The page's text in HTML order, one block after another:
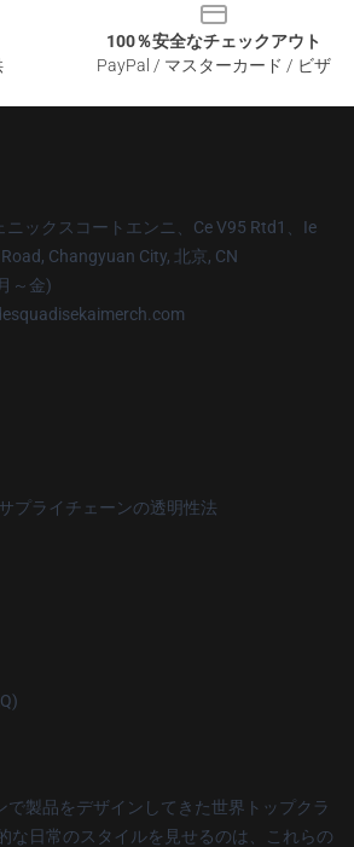
100％安全なチェックアウト
PayPal / マスターカード / ビザ
ニックスコートエンニ、Ce V95 Rtd1、Ie
Changyuan City, 北京, CN
～金)
プライチェーンの透明性法
で製品をデザインしてきた世界トップクラ
な日常のスタイルを見せるのは、これらの